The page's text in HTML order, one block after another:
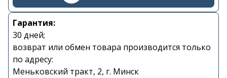
Гарантия:
30 дней;
возврат или обмен товара производится только
по адресу:
Меньковский тракт, 2, г. Минск
+375 29 870 15 80
Viber
shupik21@bk.ru